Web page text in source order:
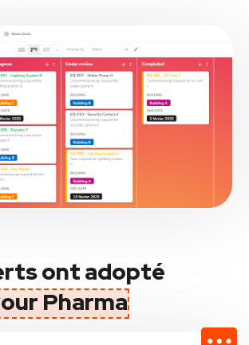
ont adopté
Pharma